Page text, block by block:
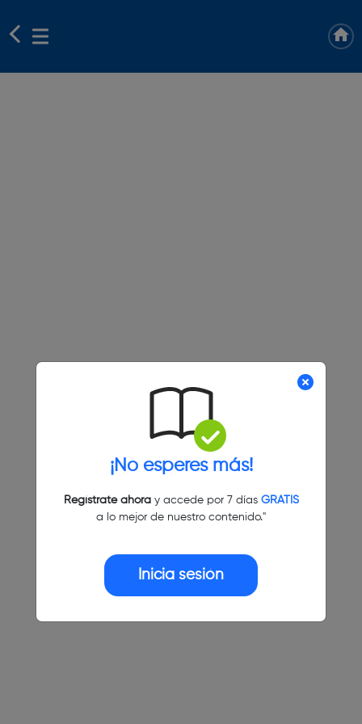
¡No esperes más!
Regístrate ahoray accede por 7 días GRATIS
a lo mejor de nuestro contenido."
Inicia sesión